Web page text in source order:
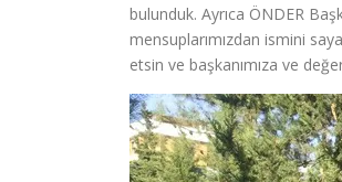
bulunduk. Ayrıca ÖNDER
mensuplarımızdan ismini
etsin ve başkanımıza ve